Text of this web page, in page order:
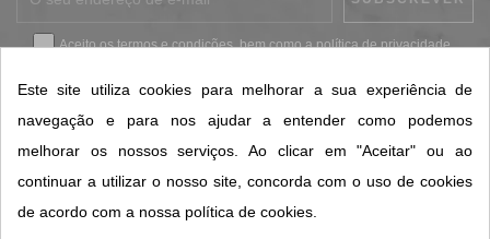
Aceito ostermos e condições, bem como apolítica de privacidade.
CONTACTOS SORISA
Este site utiliza cookies para melhorar a sua experiência de
navegação e para nos ajudar a entender como podemos
melhorar os nossos serviços. Ao clicar em "Aceitar" ou ao
continuar a utilizar o nosso site, concorda com o uso de cookies
de acordo com a nossa política de cookies.